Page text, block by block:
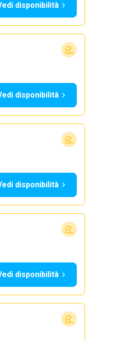
disponibilità
disponibilità
disponibilità
disponibilità